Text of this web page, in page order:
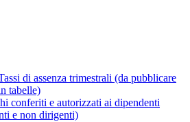
di assenza trimestrali (da pubblicare
tabelle)
conferiti e autorizzati ai dipendenti
e non dirigenti)